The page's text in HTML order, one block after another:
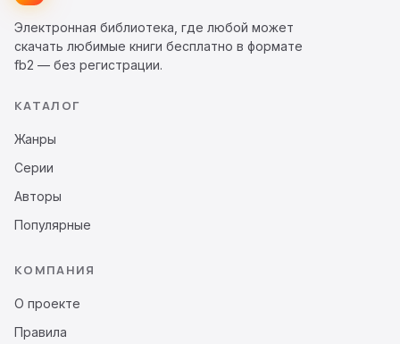
Электронная библиотека, где любой может
скачать любимые книги бесплатно в формате
fb2 — без регистрации.
КАТАЛОГ
Жанры
Серии
Авторы
Популярные
КОМПАНИЯ
О проекте
Правила